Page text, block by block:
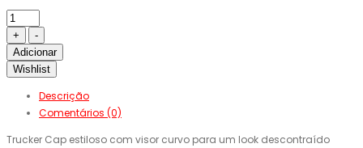
Adicionar
Wishlist
Descrição
Comentários (0)
Trucker Cap estiloso com visor curvo para um look descontraído